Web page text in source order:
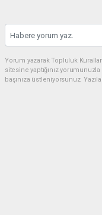
Yorum yazarak Topluluk
sitesine yaptığınız
başınıza üstleniyorsunuz.